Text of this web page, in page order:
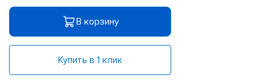
В корзину
Купить в 1 клик